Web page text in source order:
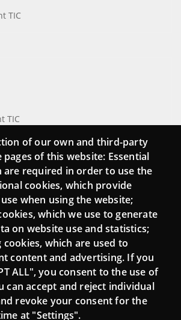
TIC
TIC
of our own and third-party
of this website: Essential
are required in order to use the
cookies, which provide
when using the website;
which we use to generate
on website use and statistics;
which are used to
content and advertising. If you
ALL", you consent to the use of
can accept and reject individual
revoke your consent for the
at "Settings".